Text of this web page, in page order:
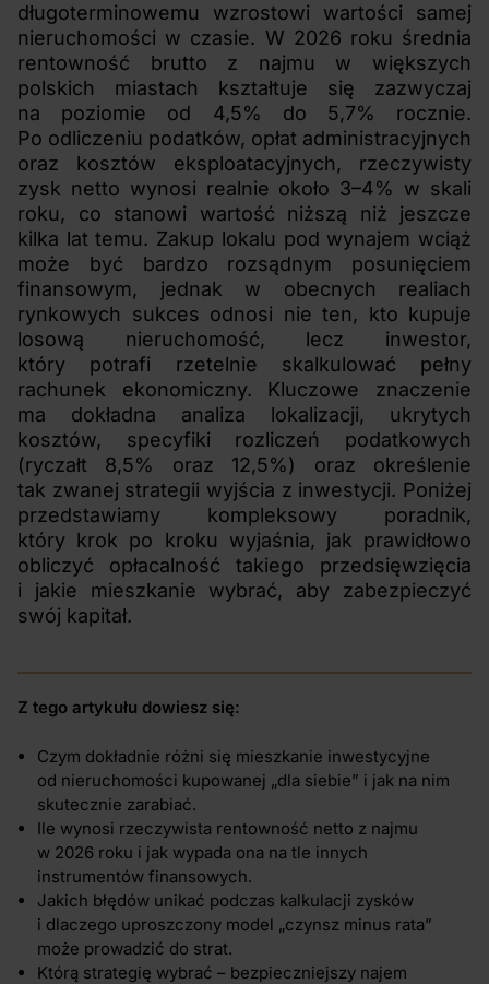
długoterminowemu wzrostowi wartości samej
nieruchomości w czasie. W 2026 roku średnia
rentowność brutto z najmu w większych
polskich miastach kształtuje się zazwyczaj
na poziomie od 4,5% do 5,7% rocznie.
Po odliczeniu podatków, opłat administracyjnych
oraz kosztów eksploatacyjnych, rzeczywisty
zysk netto wynosi realnie około 3–4% w skali
roku, co stanowi wartość niższą niż jeszcze
kilka lat temu. Zakup lokalu pod wynajem wciąż
może być bardzo rozsądnym posunięciem
finansowym, jednak w obecnych realiach
rynkowych sukces odnosi nie ten, kto kupuje
losową nieruchomość, lecz inwestor,
który potrafi rzetelnie skalkulować pełny
rachunek ekonomiczny. Kluczowe znaczenie
ma dokładna analiza lokalizacji, ukrytych
kosztów, specyfiki rozliczeń podatkowych
(ryczałt 8,5% oraz 12,5%) oraz określenie
tak zwanej strategii wyjścia z inwestycji. Poniżej
przedstawiamy kompleksowy poradnik,
który krok po kroku wyjaśnia, jak prawidłowo
obliczyć opłacalność takiego przedsięwzięcia
i jakie mieszkanie wybrać, aby zabezpieczyć
swój kapitał.
Z tego artykułu dowiesz się:
Czym dokładnie różni się mieszkanie inwestycyjne
od nieruchomości kupowanej „dla siebie” i jak na nim
skutecznie zarabiać.
Ile wynosi rzeczywista rentowność netto z najmu
w 2026 roku i jak wypada ona na tle innych
instrumentów finansowych.
Jakich błędów unikać podczas kalkulacji zysków
i dlaczego uproszczony model „czynsz minus rata”
może prowadzić do strat.
Którą strategię wybrać – bezpieczniejszy najem